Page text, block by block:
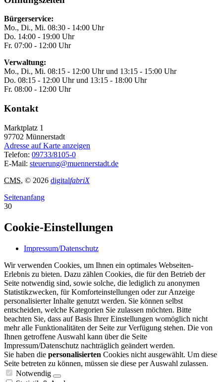
Bürgerservice:
Mo., Di., Mi. 08:30 - 14:00 Uhr
Do. 14:00 - 19:00 Uhr
Fr. 07:00 - 12:00 Uhr
Verwaltung:
Mo., Di., Mi. 08:15 - 12:00 Uhr und 13:15 - 15:00 Uhr
Do. 08:15 - 12:00 Uhr und 13:15 - 18:00 Uhr
Fr. 08:00 - 12:00 Uhr
Kontakt
Marktplatz 1
97702 Münnerstadt
Adresse auf Karte anzeigen
Telefon: 09733/8105-0
E-Mail: steuerung@muennerstadt.de
CMS, © 2026 digitalfabriX
Seitenanfang
30
Cookie-Einstellungen
Impressum/Datenschutz
Wir verwenden Cookies, um Ihnen ein optimales Webseiten-
Erlebnis zu bieten. Dazu zählen Cookies, die für den Betrieb der
Seite notwendig sind, sowie solche, die lediglich zu anonymen
Statistikzwecken, für Komforteinstellungen oder zur Anzeige
personalisierter Inhalte genutzt werden. Sie können selbst
entscheiden, welche Kategorien Sie zulassen möchten. Bitte
beachten Sie, dass auf Basis Ihrer Einstellungen womöglich nicht
mehr alle Funktionalitäten der Seite zur Verfügung stehen. Die von
Ihnen getroffene Auswahl kann über die Seite
Impressum/Datenschutz nachträglich geändert werden.
Sie haben die personalisierten Cookies nicht ausgewählt. Um diese
Seite betreten zu können, müssen sie diese per Auswahl zulassen.
Notwendig